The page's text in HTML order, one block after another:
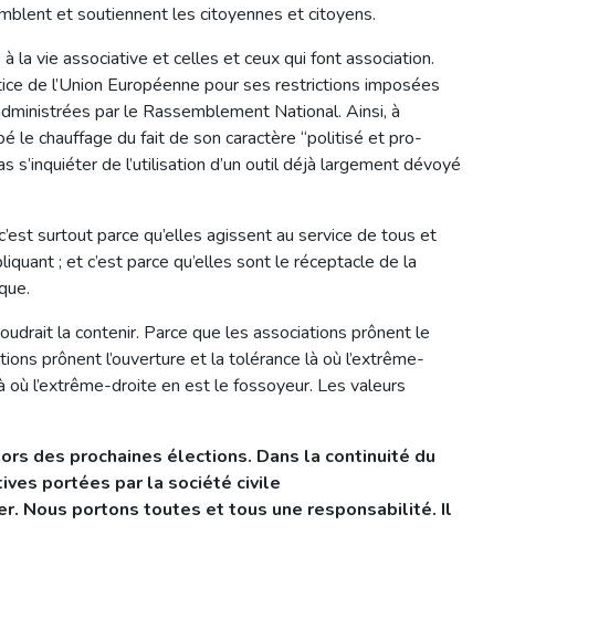
et soutiennent les citoyennes et citoyens.
la vie associative et celles et ceux qui font association.
de l’Union Européenne pour ses restrictions imposées
par le Rassemblement National. Ainsi, à
le chauffage du fait de son caractère “politisé et pro-
de l’utilisation d’un outil déjà largement dévoyé
surtout parce qu’elles agissent au service de tous et
; et c’est parce qu’elles sont le réceptacle de la
la contenir. Parce que les associations prônent le
prônent l’ouverture et la tolérance là où l’extrême-
l’extrême-droite en est le fossoyeur. Les valeurs
des prochaines élections. Dans la continuité du
portées par la société civile
Nous portons toutes et tous une responsabilité. Il